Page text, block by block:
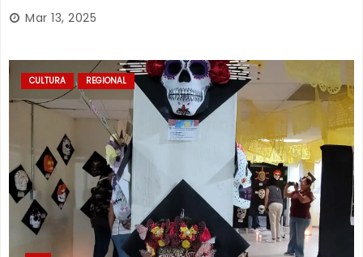
Mar 13, 2025
CULTURA REGIONAL